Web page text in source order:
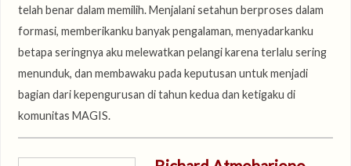
telah benar dalam memilih. Menjalani setahun berproses dalam
formasi, memberikanku banyak pengalaman, menyadarkanku
betapa seringnya aku melewatkan pelangi karena terlalu sering
menunduk, dan membawaku pada keputusan untuk menjadi
bagian dari kepengurusan di tahun kedua dan ketigaku di
komunitas MAGIS.